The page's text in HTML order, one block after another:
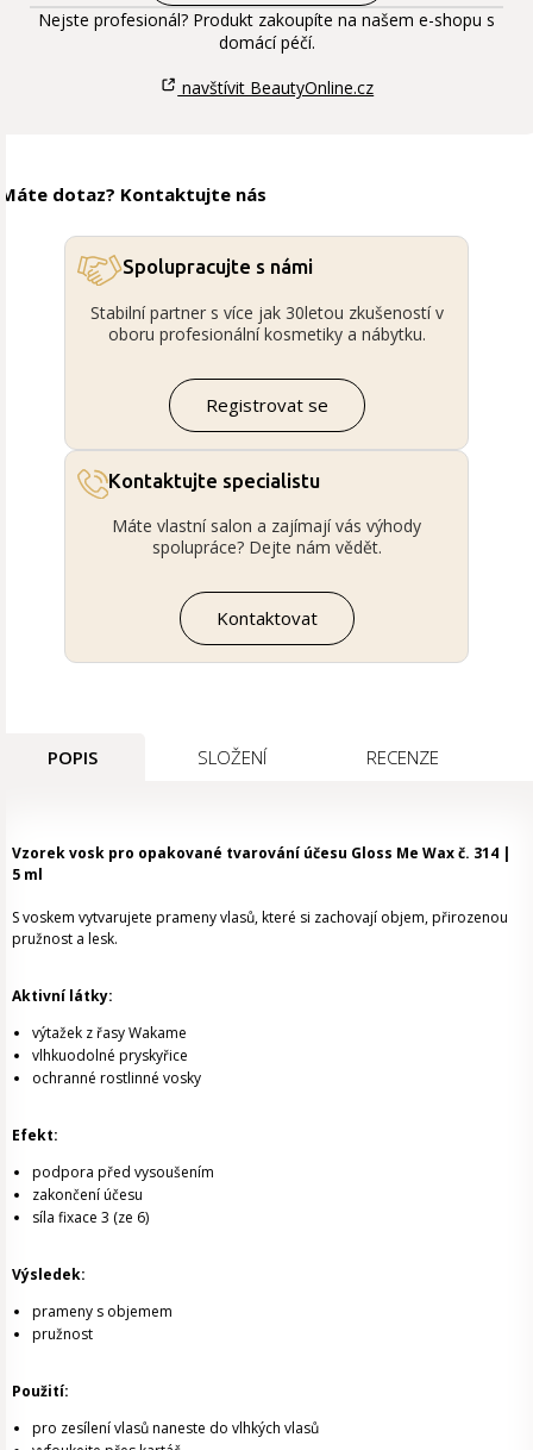
Nejste profesionál? Produkt zakoupíte na našem e-shopu s
domácí péčí.
navštívit BeautyOnline.cz
Máte dotaz? Kontaktujte nás
Spolupracujte s námi
Stabilní partner s více jak 30letou zkušeností v
oboru profesionální kosmetiky a nábytku.
Registrovat se
Kontaktujte specialistu
Máte vlastní salon a zajímají vás výhody
spolupráce? Dejte nám vědět.
Kontaktovat
POPIS SLOŽENÍ RECENZE
Vzorek vosk pro opakované tvarování účesu Gloss Me Wax č. 314 |
5 ml
S voskem vytvarujete prameny vlasů, které si zachovají objem, přirozenou
pružnost a lesk.
Aktivní látky:
výtažek z řasy Wakame
vlhkuodolné pryskyřice
ochranné rostlinné vosky
Efekt:
podpora před vysoušením
zakončení účesu
síla fixace 3 (ze 6)
Výsledek:
prameny s objemem
pružnost
Použití:
pro zesílení vlasů naneste do vlhkých vlasů